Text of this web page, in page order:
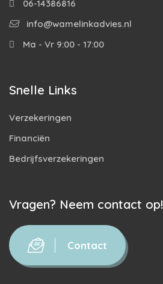
06-14386816
info@wamelinkadvies.nl
Ma - Vr 9:00 - 17:00
Snelle Links
Verzekeringen
Financiën
Bedrijfsverzekeringen
Vragen? Neem contact op!
Contact